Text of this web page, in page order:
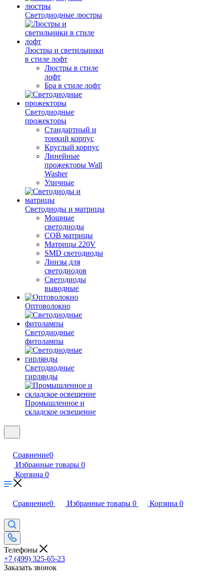
Светодиодные люстры
Люстры и светильники
в стиле лофт
Люстры в стиле
лофт
Бра в стиле лофт
Светодиодные
прожекторы
Стандартный и
тонкий корпус
Круглый корпус
Линейные
прожекторы Wall
Washer
Уличные
Светодиоды и матрицы
Мощные
светодиоды
COB матрицы
Матрицы 220V
SMD светодиоды
Линзы для
светодиодов
Светодиоды
выводные
Оптоволокно
Светодиодные
фитолампы
Светодиодные
гирлянды
Промышленное и
складское освещение
Сравнение0
Избранные товары 0
Корзина 0
Сравнение0 Избранные товары 0 Корзина 0
Телефоны
+7 (499) 325-65-23
Заказать звонок